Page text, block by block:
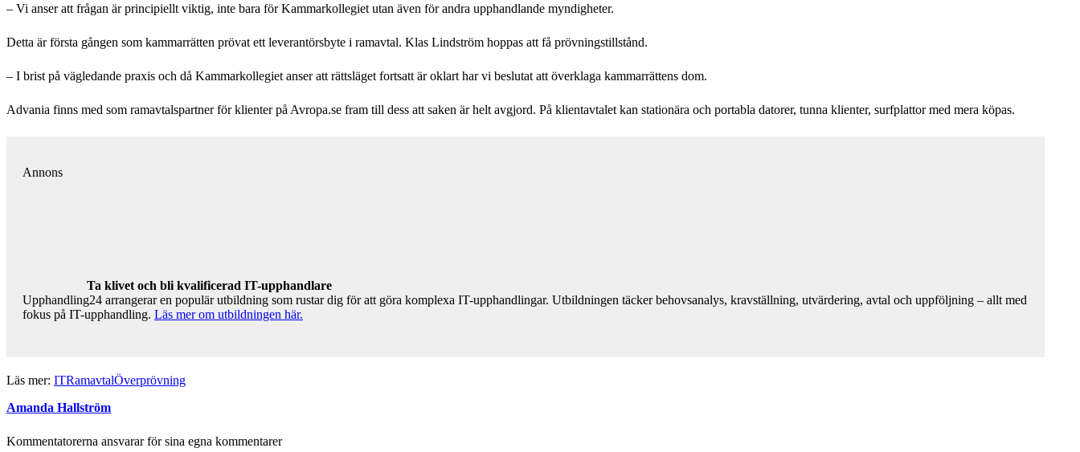
– Vi anser att frågan är principiellt viktig, inte bara för Kammarkollegiet utan även för andra upphandlande myndigheter.
Detta är första gången som kammarrätten prövat ett leverantörsbyte i ramavtal. Klas Lindström hoppas att få prövningstillstånd.
– I brist på vägledande praxis och då Kammarkollegiet anser att rättsläget fortsatt är oklart har vi beslutat att överklaga kammarrättens dom.
Advania finns med som ramavtalspartner för klienter på Avropa.se fram till dess att saken är helt avgjord. På klientavtalet kan stationära och portabla datorer, tunna klienter, surfplattor med mera köpas.
Annons
Ta klivet och bli kvalificerad IT-upphandlare
Upphandling24 arrangerar en populär utbildning som rustar dig för att göra komplexa IT-upphandlingar. Utbildningen täcker behovsanalys, kravställning, utvärdering, avtal och uppföljning – allt med
fokus på IT-upphandling. Läs mer om utbildningen här.
Läs mer: ITRamavtalÖverprövning
Amanda Hallström
Kommentatorerna ansvarar för sina egna kommentarer